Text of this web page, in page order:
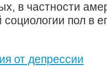
в частности
пол в
от депрессии